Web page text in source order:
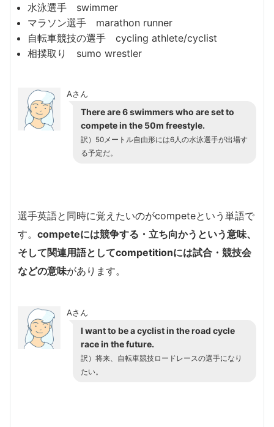
水泳選手 swimmer
マラソン選手 marathon runner
自転車競技の選手 cycling athlete/cyclist
相撲取り sumo wrestler
Aさん
There are 6 swimmers who are set to
compete in the 50m freestyle.
訳）50メートル自由形には6人の水泳選手が出場す
る予定だ。
選手英語と同時に覚えたいのがcompeteという単語で
す。 competeには競争する・立ち向かうという意味、
そして関連用語としてcompetitionには試合・競技会
などの意味があります。
Aさん
I want to be a cyclist in the road cycle
race in the future.
訳）将来、自転車競技ロードレースの選手になり
たい。